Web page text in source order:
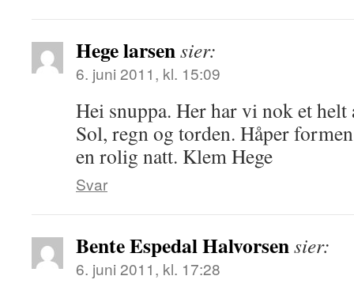
Hege larsensier:
6. juni 2011, kl. 15:09
Hei snuppa. Her har vi nok et
Sol, regn og torden. Håper
en rolig natt. Klem Hege
Svar
Bente Espedal Halvorsensier:
6. juni 2011, kl. 17:28